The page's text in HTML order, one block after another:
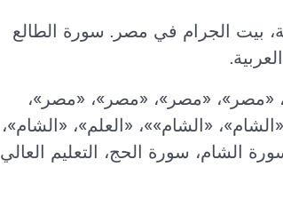
بيت الجرام في مصر. سورة الطالع
«مصر»، «مصر»، «مصر»، «مصر»،
«الشام»»، «العلم»، «الشام»،
الشام، سورة الحج، التعليم العالي